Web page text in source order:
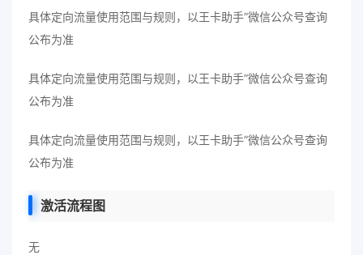
具体定向流量使用范围与规则，以王卡助手”微信公众号查询
公布为准
具体定向流量使用范围与规则，以王卡助手”微信公众号查询
公布为准
具体定向流量使用范围与规则，以王卡助手”微信公众号查询
公布为准
激活流程图
无